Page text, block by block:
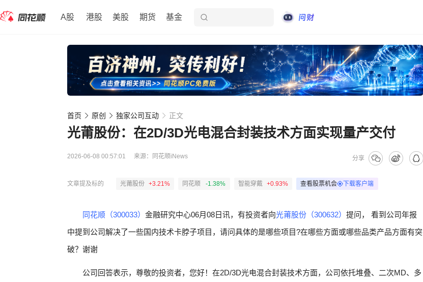
A股 港股 美股 期货 基金
首页 原创 独家公司互动 正文
光莆股份：在2D/3D光电混合封装技术方面实现量产交付
2026-06-08 00:57:01 来源： 同花顺iNews 分享
文章提及标的 光莆股份 +3.21% 同花顺 -1.38% 智能穿戴 +0.93% 查看股票机会 下载客户端
同花顺（300033） 金融研究中心06月08日讯，有投资者向光莆股份（300632） 提问， 看到公司年报
中提到公司解决了一些国内技术卡脖子项目，请问具体的是哪些项目?在哪些方面或哪些品类产品方面有突
破？谢谢
公司回答表示，尊敬的投资者，您好！在2D/3D光电混合封装技术方面，公司依托堆叠、二次MD、多